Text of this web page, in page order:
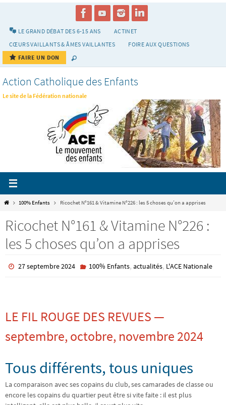
LE GRAND DÉBAT DES 6-15 ANS
ACTINET
CŒURS VAILLANTS & ÂMES VAILLANTES
FOIRE AUX QUESTIONS
FAIRE UN DON
Action Catholique des Enfants
Le site de la Fédération nationale
Home100% Enfants Ricochet N°161 & Vitamine N°226 : les 5 choses qu’on a apprises
Ricochet N°161 & Vitamine N°226 :
les 5 choses qu’on a apprises
27 septembre 2024 100% Enfants, actualités, L'ACE Nationale
LE FIL ROUGE DES REVUES —
septembre, octobre, novembre 2024
Tous différents, tous uniques
La comparaison avec ses copains du club, ses camarades de classe ou
encore les copains du quartier peut être si vite faite : il est plus